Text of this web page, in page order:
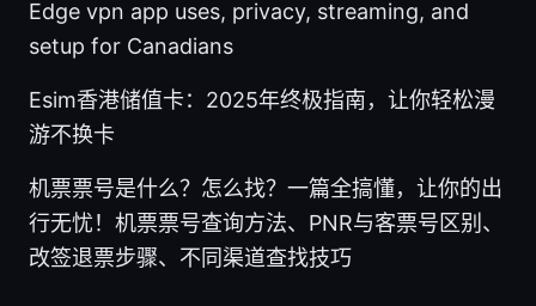
Edge vpn app uses, privacy, streaming, and
setup for Canadians
Esim香港储值卡：2025年终极指南，让你轻松漫
游不换卡
机票票号是什么？怎么找？一篇全搞懂，让你的出
行无忧！机票票号查询方法、PNR与客票号区别、
改签退票步骤、不同渠道查找技巧